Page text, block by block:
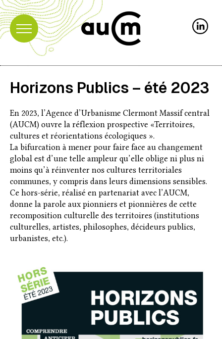
Horizons Publics – été 2023
En 2023, l’Agence d’Urbanisme Clermont Massif central
(AUCM) ouvre la réflexion prospective «Territoires,
cultures et réorientations écologiques ».
La bifurcation à mener pour faire face au changement
global est d’une telle ampleur qu’elle oblige ni plus ni
moins qu’à réinventer nos cultures territoriales
communes, y compris dans leurs dimensions sensibles.
Ce hors-série, réalisé en partenariat avec l’AUCM,
donne la parole aux pionniers et pionnières de cette
recomposition culturelle des territoires (institutions
culturelles, artistes, philosophes, décideurs publics,
urbanistes, etc.).